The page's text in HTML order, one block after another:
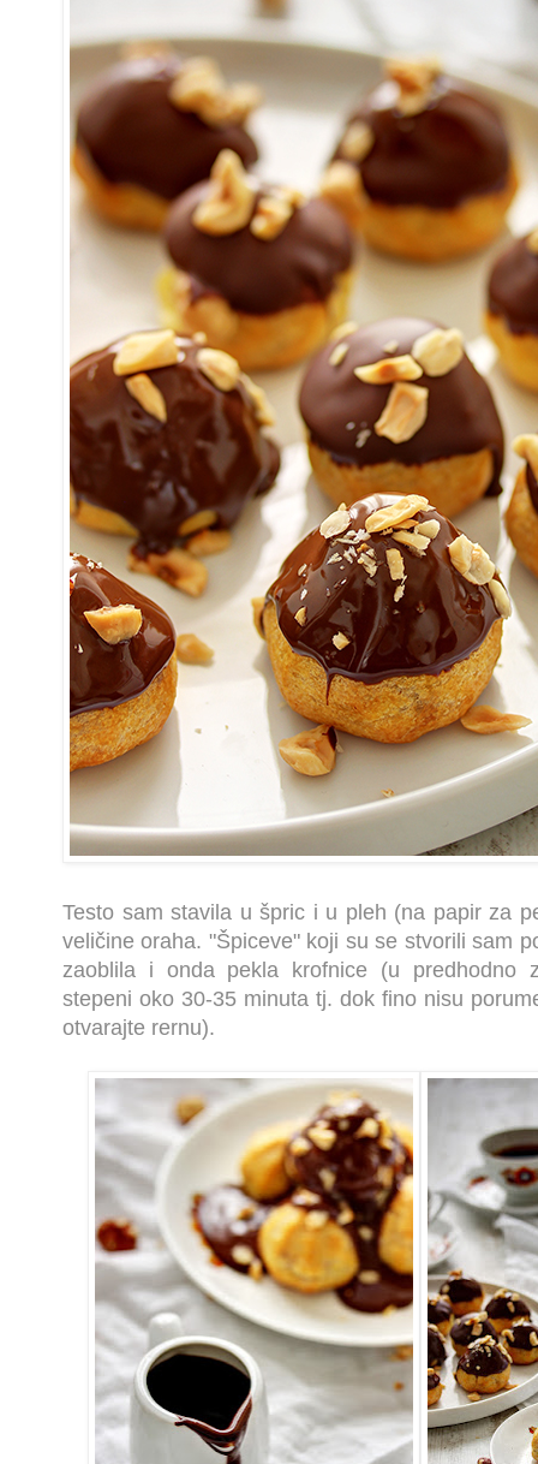
Testo sam stavila u špric i u pleh (na papir za
veličine oraha. "Špiceve" koji su se stvorili sam
zaoblila i onda pekla krofnice (u predhodno
stepeni oko 30-35 minuta tj. dok fino nisu
otvarajte rernu).